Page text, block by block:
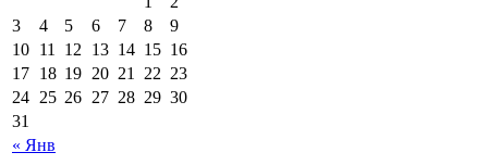
« Янв
3
4 5 6 7 8
9
10 11 12 13 14 15 16
17 18 19 20 21 22 23
24 25 26 27 28 29 30
31